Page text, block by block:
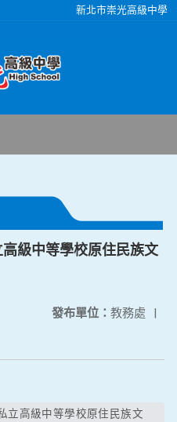
新北市崇光高級中學
級中等學校原住民族文
發布單位： 教務處 |